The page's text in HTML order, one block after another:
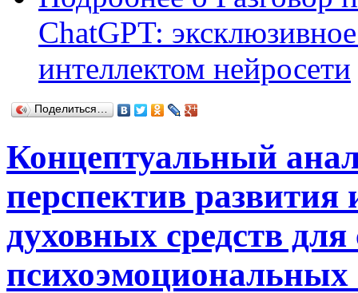
ChatGPT:
интеллектом нейросети
Поделиться…
Концептуальный
перспектив развития
духовных средств
психоэмоциональных